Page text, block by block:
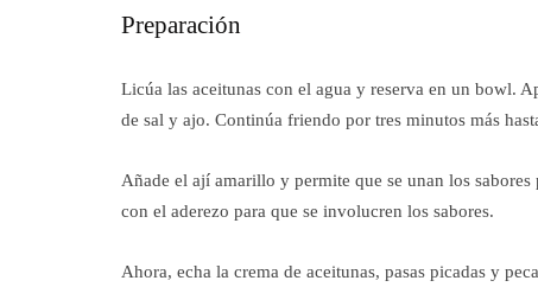
Preparación
Licúa las aceitunas con el agua y reserva en un bowl.
de sal y ajo. Continúa friendo por tres minutos más
Añade el ají amarillo y permite que se unan los
con el aderezo para que se involucren los sabores.
Ahora, echa la crema de aceitunas, pasas picadas y